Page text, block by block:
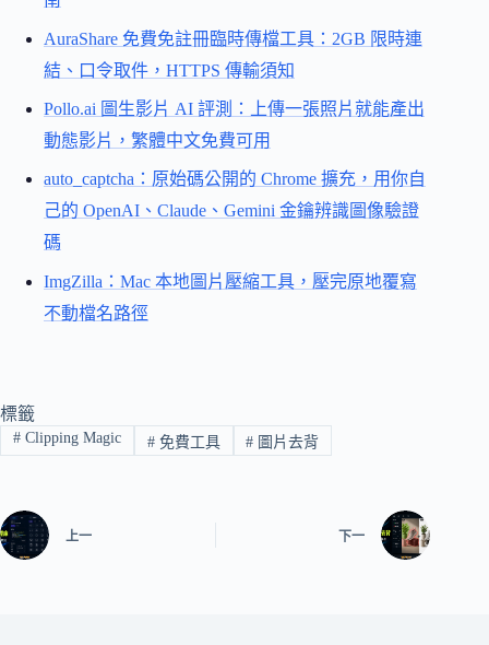
AuraShare 免費免註冊臨時傳檔工具：2GB 限時連
結、口令取件，HTTPS 傳輸須知
Pollo.ai 圖生影片 AI 評測：上傳一張照片就能產出
動態影片，繁體中文免費可用
auto_captcha：原始碼公開的 Chrome 擴充，用你自
己的 OpenAI、Claude、Gemini 金鑰辨識圖像驗證
碼
ImgZilla：Mac 本地圖片壓縮工具，壓完原地覆寫
不動檔名路徑
標籤
#Clipping Magic #免費工具 # 圖片去背
上一 下一